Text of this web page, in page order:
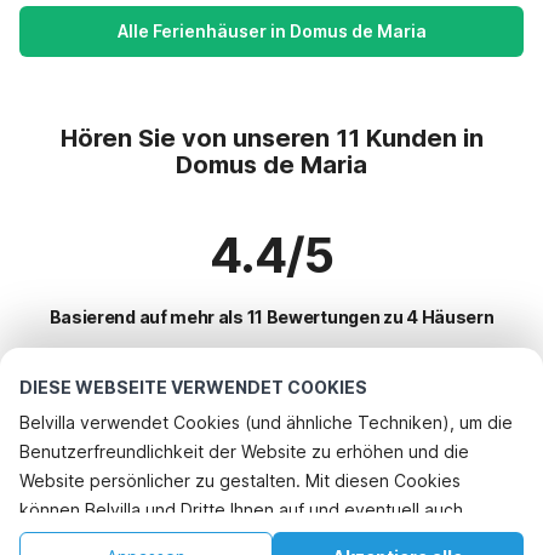
DIESE WEBSEITE VERWENDET COOKIES
Belvilla verwendet Cookies (und ähnliche Techniken), um die
Benutzerfreundlichkeit der Website zu erhöhen und die
Website persönlicher zu gestalten. Mit diesen Cookies
können Belvilla und Dritte Ihnen auf und eventuell auch
außerhalb unserer Website folgen, um Werbung Ihren
Alle Ferienhäuser in Domus de Maria
Hören Sie von unseren 11 Kunden in
Domus de Maria
4.4/5
Basierend auf mehr als 11 Bewertungen zu 4 Häusern
Beliebteste Reiseziele für Urlaub
Top-Städte mit Top-Annehmlichkeiten für den Urlaub
Kinderfreundliche Ferienunterkünfte santa-teresa-gallura
Kinderfreundliche Ferienunterkünfte pula
Beliebte Ausstattungen für Urlaub in Domus-de-maria
Ferienwohnungen